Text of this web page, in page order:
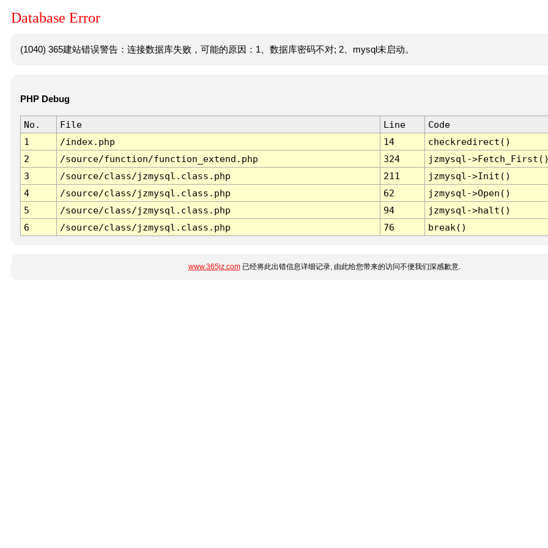
Database Error
(1040) 365建站错误警告：连接数据库失败，可能的原因：1、数据库密码不对; 2、mysql未启动。
PHP Debug
No. File Line
Code
1
/index.php 14
checkredirect()
2
/source/function/function_extend.php 324
jzmysql-
3
/source/class/jzmysql.class.php 211
jzmysql->Init()
4
/source/class/jzmysql.class.php 62
jzmysql->Open()
5
/source/class/jzmysql.class.php 94
jzmysql->halt()
6
/source/class/jzmysql.class.php 76 break()
www.365jz.com已经将此出错信息详细记录, 由此给您带来的访问不便我们深感歉意.